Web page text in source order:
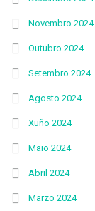
Novembro 2024
Outubro 2024
Setembro 2024
Agosto 2024
Xuño 2024
Maio 2024
Abril 2024
Marzo 2024